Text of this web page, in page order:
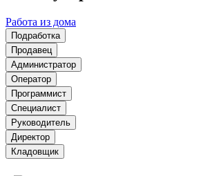
Работа из дома
Подработка
Продавец
Администратор
Оператор
Программист
Специалист
Руководитель
Директор
Кладовщик